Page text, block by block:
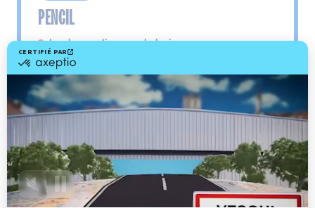
PENCIL
Le plus : soutien morphologique
Grâce à ses 3 zones de confort, le sommier
Pencil vous assure tout son soutien. Avec les
épaules, le dos et le bassin qui reposent sur ses
lattes, vous évitez les douleurs au petit matin.
(10 avis)
501,00 €
Découvrir